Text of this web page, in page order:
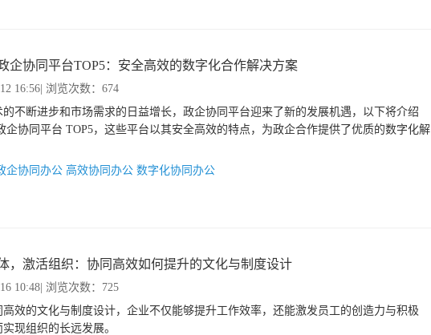
企协同平台TOP5：安全高效的数字化合作解决方案
16:56 | 浏览次数：674
的不断进步和市场需求的日益增长，政企协同平台迎来了新的发展机遇，以下将介绍
企协同平台 TOP5，这些平台以其安全高效的特点，为政企合作提供了优质的数字化解
企协同办公 高效协同办公 数字化协同办公
，激活组织：协同高效如何提升的文化与制度设计
10:48 | 浏览次数：725
高效的文化与制度设计，企业不仅能够提升工作效率，还能激发员工的创造力与积极
现组织的长远发展。